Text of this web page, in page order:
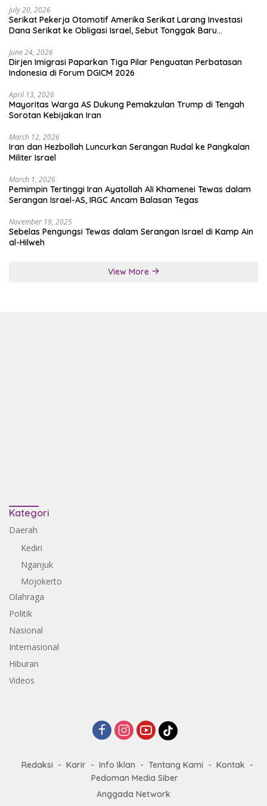
July 20, 2026
Serikat Pekerja Otomotif Amerika Serikat Larang Investasi
Dana Serikat ke Obligasi Israel, Sebut Tonggak Baru
June 24, 2026
Dirjen Imigrasi Paparkan Tiga Pilar Penguatan Perbatasan
Indonesia di Forum DGICM 2026
April 13, 2026
Mayoritas Warga AS Dukung Pemakzulan Trump di Tengah
Sorotan Kebijakan Iran
March 12, 2026
Iran dan Hezbollah Luncurkan Serangan Rudal ke Pangkalan
Militer Israel
March 1, 2026
Pemimpin Tertinggi Iran Ayatollah Ali Khamenei Tewas dalam
Serangan Israel-AS, IRGC Ancam Balasan Tegas
November 19, 2025
Sebelas Pengungsi Tewas dalam Serangan Israel di Kamp Ain
al-Hilweh
View More
Kategori
Daerah
Kediri
Nganjuk
Mojokerto
Olahraga
Politik
Nasional
Internasional
Hiburan
Videos
Redaksi Karir Info Iklan Tentang Kami
Kontak
Pedoman Media Siber
Anggada Network